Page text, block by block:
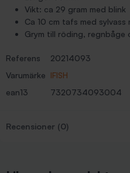
Vikt: ca 29 gram med blink
Ca 10 cm tafs med
Grym till röding, regnbåge
Referens
20214093
Varumärke IFISH
ean13
7320734093004
Recensioner (0)